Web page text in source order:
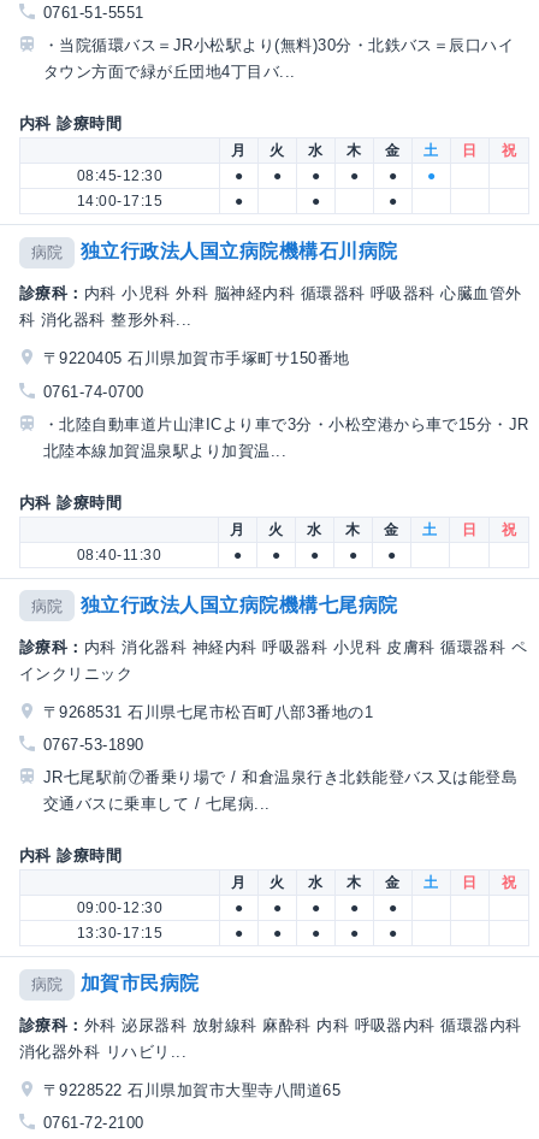
0761-51-5551
・当院循環バス＝JR小松駅より(無料)30分・北鉄バス＝辰口ハイ
タウン方面で緑が丘団地4丁目バ...
内科 診療時間
月 火 水 木 金 土 日
祝
08:45-12:30
● ● ● ● ●
●
14:00-17:15
● ● ●
病院 独立行政法人国立病院機構石川病院
診療科： 内科 小児科 外科 脳神経内科 循環器科 呼吸器科 心臓血管外
科 消化器科 整形外科...
〒9220405 石川県加賀市手塚町サ150番地
0761-74-0700
・北陸自動車道片山津ICより車で3分・小松空港から車で15分・JR
北陸本線加賀温泉駅より加賀温...
内科 診療時間
月 火 水 木 金 土 日
祝
08:40-11:30
● ● ● ● ●
病院 独立行政法人国立病院機構七尾病院
診療科： 内科 消化器科 神経内科 呼吸器科 小児科 皮膚科 循環器科 ペ
インクリニック
〒9268531 石川県七尾市松百町八部3番地の1
0767-53-1890
JR七尾駅前⑦番乗り場で / 和倉温泉行き北鉄能登バス又は能登島
交通バスに乗車して / 七尾病...
内科 診療時間
月 火 水 木 金 土 日
祝
09:00-12:30
● ● ● ●
●
13:30-17:15
● ● ● ● ●
病院 加賀市民病院
診療科： 外科 泌尿器科 放射線科 麻酔科 内科 呼吸器内科 循環器内科
消化器外科 リハビリ...
〒9228522 石川県加賀市大聖寺八間道65
0761-72-2100